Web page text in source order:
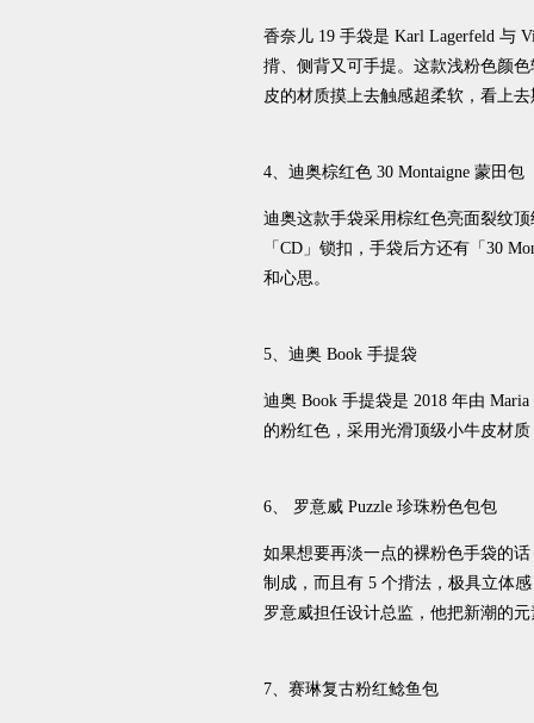
香奈儿 19 手袋是 Karl Lagerfeld 与
揹、侧背又可手提。这款浅粉色颜
皮的材质摸上去触感超柔软，看上
4、迪奥棕红色 30 Montaigne 蒙田包
迪奥这款手袋采用棕红色亮面裂纹
「CD」锁扣，手袋后方还有「30
和心思。
5、迪奥 Book 手提袋
迪奥 Book 手提袋是 2018 年由
的粉红色，采用光滑顶级小牛皮材
6、 罗意威 Puzzle 珍珠粉色包包
如果想要再淡一点的裸粉色手袋的话
制成，而且有 5 个揹法，极具立体
罗意威担任设计总监，他把新潮的
7、赛琳复古粉红鲶鱼包